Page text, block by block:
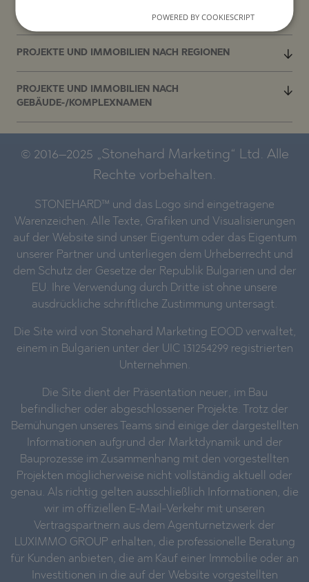
PROJEKTE UND IMMOBILIEN NACH IMMOBILIENTYP
PROJEKTE UND IMMOBILIEN NACH REGIONEN
PROJEKTE UND IMMOBILIEN NACH
GEBÄUDE-/KOMPLEXNAMEN
© 2016–2025 „Stonehard Marketing“ Ltd. Alle
Rechte vorbehalten.
STONEHARD™ und das Logo sind eingetragene
Warenzeichen. Alle Texte, Grafiken und Visualisierungen
auf der Website sind unser Eigentum oder das Eigentum
unserer Partner und unterliegen dem Urheberrecht und
dem Schutz der Gesetze der Republik Bulgarien und der
EU. Ihre Verwendung durch Dritte ist ohne unsere
ausdrückliche schriftliche Zustimmung untersagt.
Die Site wird von Stonehard Marketing EOOD verwaltet,
einem in Bulgarien unter der UIC 131254299 registrierten
Unternehmen.
Die Site dient der Präsentation neuer, im Bau
befindlicher oder abgeschlossener Projekte. Trotz der
Bemühungen unseres Teams sind einige der dargestellten
Informationen aufgrund der Marktdynamik und der
Bauprozesse im Zusammenhang mit den vorgestellten
Projekten möglicherweise nicht vollständig aktuell oder
genau. Als richtig gelten ausschließlich Informationen, die
wir im offiziellen E-Mail-Verkehr mit unseren
Vertragspartnern aus dem Agenturnetzwerk der
LUXIMMO GROUP erhalten, die professionelle Beratung
für Kunden anbieten, die am Kauf einer Immobilie oder an
Investitionen in die auf der Website vorgestellten
POWERED BY COOKIESCRIPT